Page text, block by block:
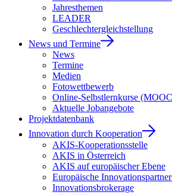
Jahresthemen
LEADER
Geschlechtergleichstellung
News und Termine
News
Termine
Medien
Fotowettbewerb
Online-Selbstlernkurse
Aktuelle Jobangebote
Projektdatenbank
Innovation durch Kooperation
AKIS-Kooperationsstelle
AKIS in Österreich
AKIS auf europäischer Ebene
Europäische
Innovationsbrokerage